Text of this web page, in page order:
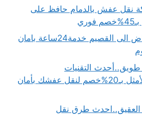
شركة نقل عفش بالدمام حافظ على
نقل عفش من الرياض الى القصيم خدمة24ساعة بامان
التقنيات
والأساليب..الخيار الأمثل بـ20%خصم لنقل عفشك بأمان
طرق نقل